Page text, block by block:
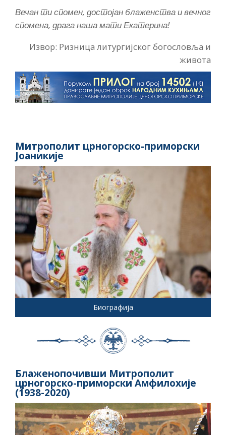
Вечан ти спомен, достојан блаженства и вечног
спомена, драга наша мати Екатерина!
Извор: Ризница литургијског богословља и
живота
Митрополит црногорско-приморски
Јоаникије
Биографија
Блаженопочивши Митрополит
црногорско-приморски Амфилохије
(1938-2020)